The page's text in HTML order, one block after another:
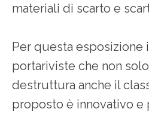
materiali di scarto e
Per questa esposizione
portariviste che non
destruttura anche il
proposto è innovativo